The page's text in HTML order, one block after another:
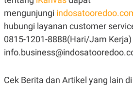
mengunjungi
hubungi layanan customer
0815-1201-8888(Hari/Jam
Cek Berita dan Artikel yang lain di